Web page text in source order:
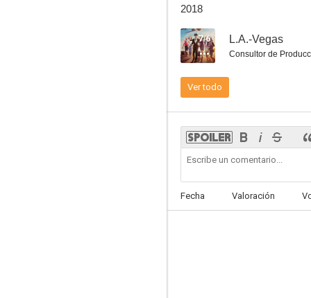
2018
7.6 L.A.-Vegas
Consultor de
Ver todo
Fecha Valoración